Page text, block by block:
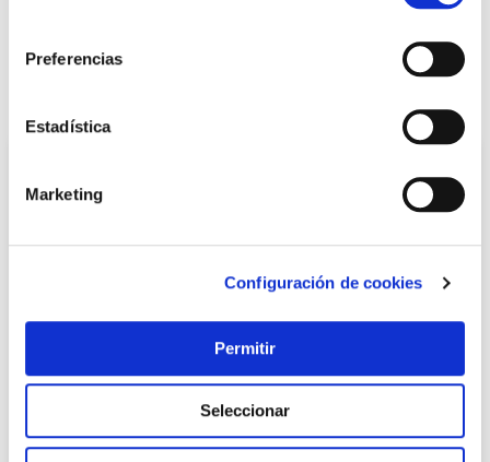
Preferencias
Estadística
Marketing
Configuración de cookies
Permitir
Seleccionar
TOP VENTAS
Bota seguridad s3 src arpon gore-tex talla 41 robusta
Robusta